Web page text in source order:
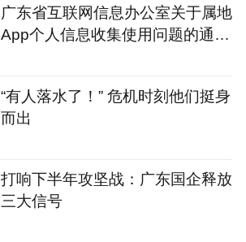
广东省互联网信息办公室关于属地
App个人信息收集使用问题的通报
“有人落水了！” 危机时刻他们挺身
而出
打响下半年攻坚战：广东国企释放
三大信号